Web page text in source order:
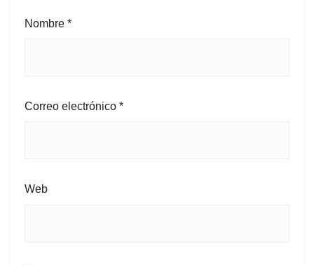
Nombre *
Correo electrónico *
Web